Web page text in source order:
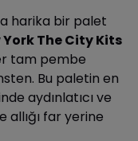
harika bir palet
The City Kits
tam pembe
Bu paletin en
aydınlatıcı ve
allığı far yerine